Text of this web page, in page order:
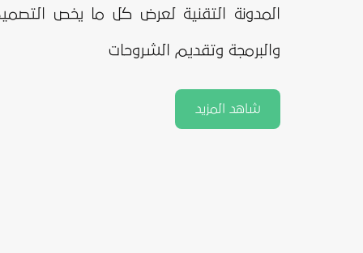
المدونة التقنية لعرض كل ما يخص
والبرمجة وتقديم الشروحات
شاهد المزيد